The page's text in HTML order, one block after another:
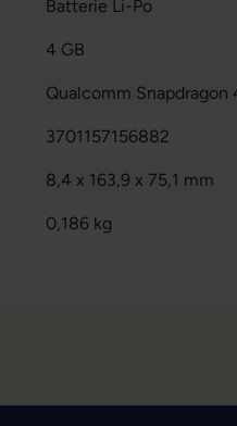
Batterie Li-Po
4 GB
Qualcomm Snapdragon
3701157156882
8,4 x 163,9 x 75,1 mm
0,186 kg